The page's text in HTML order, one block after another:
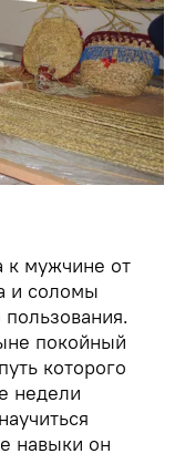
к мужчине от
и соломы
покойный
которого
недели
навыки он